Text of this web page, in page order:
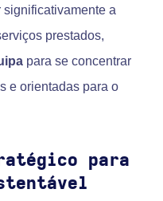
significativamente a
prestados,
para se concentrar
e orientadas para o
para